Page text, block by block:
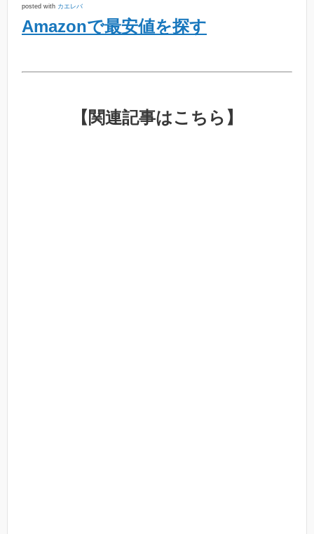
posted with カエレバ
Amazonで最安値を探す
【関連記事はこちら】